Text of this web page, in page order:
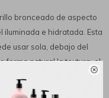

bronceado de aspecto
iluminada e hidratada. Esta
usar sola, debajo del
forma natural la textura, el
iluminadores y una